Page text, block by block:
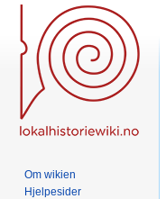
Om wikien
Hjelpesider